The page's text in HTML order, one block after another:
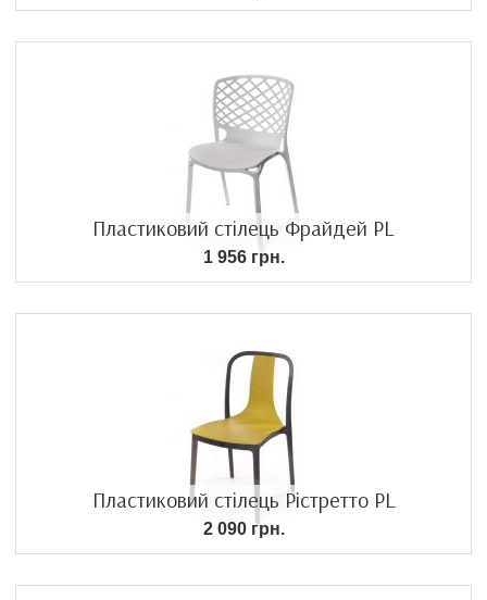
Пластиковий стілець Фрайдей PL
1 956 грн.
Пластиковий стілець Рістретто PL
2 090 грн.